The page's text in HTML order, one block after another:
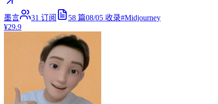
墨言 31 订阅 58 篇08/05 收录#Midjourney
¥29.9